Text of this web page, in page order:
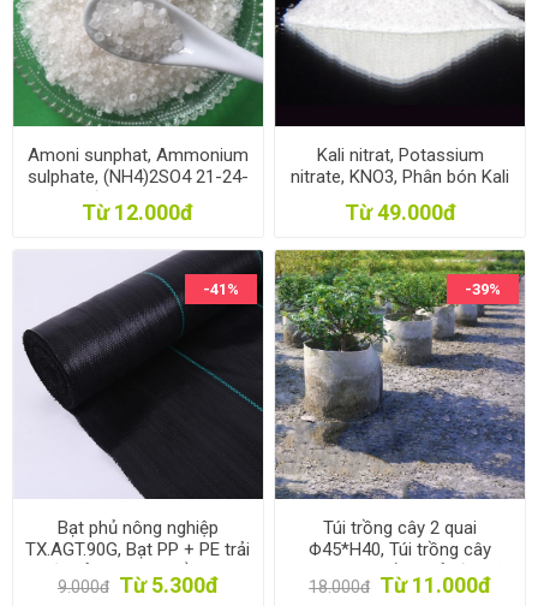
Amoni sunphat, Ammonium
sulphate, (NH4)2SO4 21-24-
0, Phân đạm SA, Đạm sulfat
Từ 12.000đ
Kali nitrat, Potassium
nitrate, KNO3, Phân bón Kali
Nitơ 13-0-46
Từ 49.000đ
-41%
Bạt phủ nông nghiệp
TX.AGT.90G, Bạt PP + PE trải
diệt cỏ, Màng giữ ẩm cho
đất chống cỏ dại
9.000đ Từ 5.300đ
-39%
Túi trồng cây 2 quai
Φ45*H40, Túi trồng cây
công trình bằng Vải địa kỹ
thuật không dệt
18.000đ Từ 11.000đ